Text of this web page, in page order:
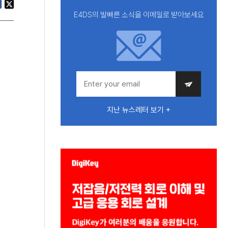
E4DS의 발빠른 소식을 이메일로 받아보세요
지난 뉴스레터 보기 +